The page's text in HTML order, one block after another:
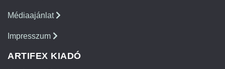
Médiaajánlat
Impresszum
ARTIFEX KIADÓ